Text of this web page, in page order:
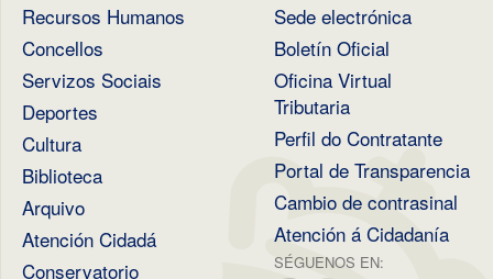
Recursos Humanos
Concellos
Servizos Sociais
Deportes
Cultura
Biblioteca
Arquivo
Atención Cidadá
Conservatorio
Sede electrónica
Boletín Oficial
Oficina Virtual
Tributaria
Perfil do Contratante
Portal de Transparencia
Cambio de contrasinal
Atención á Cidadanía
SÉGUENOS EN: